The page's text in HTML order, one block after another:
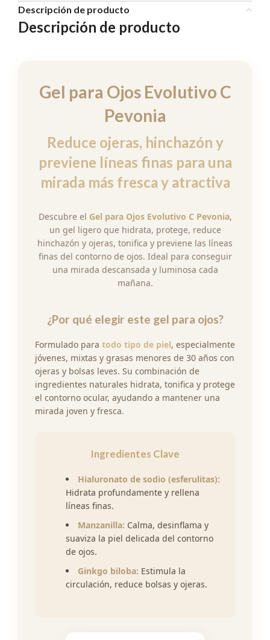
Descripción de producto
Descripción de producto
Gel para Ojos Evolutivo C
Pevonia
Reduce ojeras, hinchazón y
previene líneas finas para una
mirada más fresca y atractiva
Descubre el Gel para Ojos Evolutivo C Pevonia,
un gel ligero que hidrata, protege, reduce
hinchazón y ojeras, tonifica y previene las líneas
finas del contorno de ojos. Ideal para conseguir
una mirada descansada y luminosa cada
mañana.
¿Por qué elegir este gel para ojos?
Formulado para todo tipo de piel, especialmente
jóvenes, mixtas y grasas menores de 30 años con
ojeras y bolsas leves. Su combinación de
ingredientes naturales hidrata, tonifica y protege
el contorno ocular, ayudando a mantener una
mirada joven y fresca.
Ingredientes Clave
Hialuronato de sodio (esferulitas):
Hidrata profundamente y rellena
líneas finas.
Manzanilla: Calma, desinflama y
suaviza la piel delicada del contorno
de ojos.
Ginkgo biloba: Estimula la
circulación, reduce bolsas y ojeras.